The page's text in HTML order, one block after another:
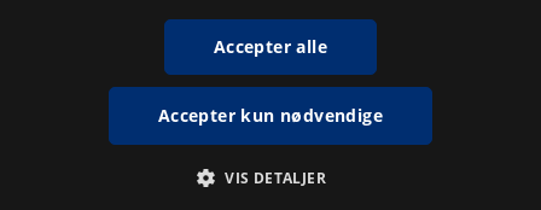
Accepter alle
Accepter kun nødvendige
VIS DETALJER